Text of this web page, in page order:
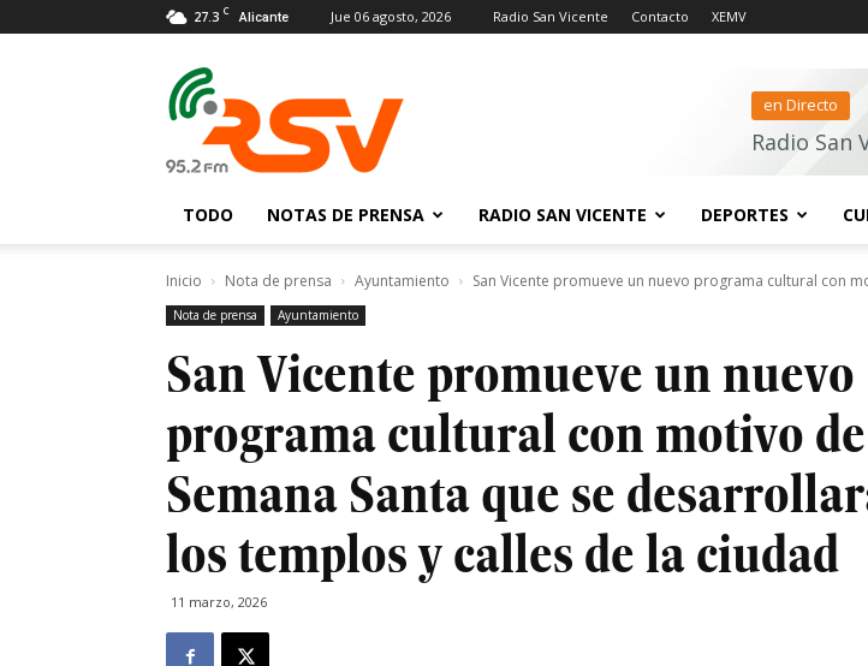
27.3 C Alicante Jue 06 agosto, 2026 Radio San Vicente Contacto XEMV
San
Vicente
en Directo
Radio San
TODO NOTAS DE PRENSA RADIO SAN VICENTE DEPORTES
Inicio Nota de prensa Ayuntamiento San Vicente promueve un nuevo programa cultural con
Nota de prensa Ayuntamiento
San Vicente promueve un nuevo
programa cultural con motivo
Semana Santa que se
los templos y calles de la ciudad
11 marzo, 2026